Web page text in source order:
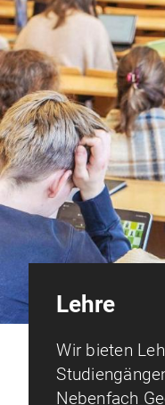
Lehre
Wir bieten
Nebenfach